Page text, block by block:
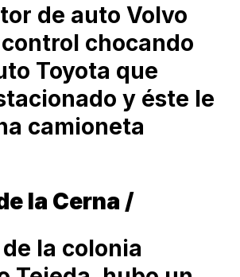
de auto Volvo
chocando
Toyota que
y éste le
camioneta
la Cerna /
la colonia